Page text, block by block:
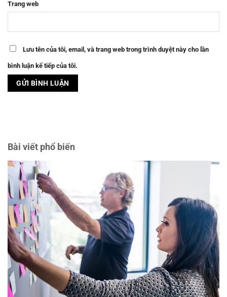
Trang web
Lưu tên của tôi, email, và trang web trong trình duyệt này cho lần
bình luận kế tiếp của tôi.
Bài viết phổ biến